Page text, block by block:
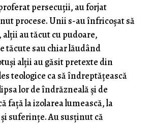
persecuții, au forjat
procese. Unii s-au înfricoșat să
au tăcut cu pudoare,
tăcute sau chiar lăudând
alții au găsit pretexte din
teologice ca să îndreptățească
lor de îndrăzneală și de
față la izolarea lumească, la
suferințe. Au susținut că